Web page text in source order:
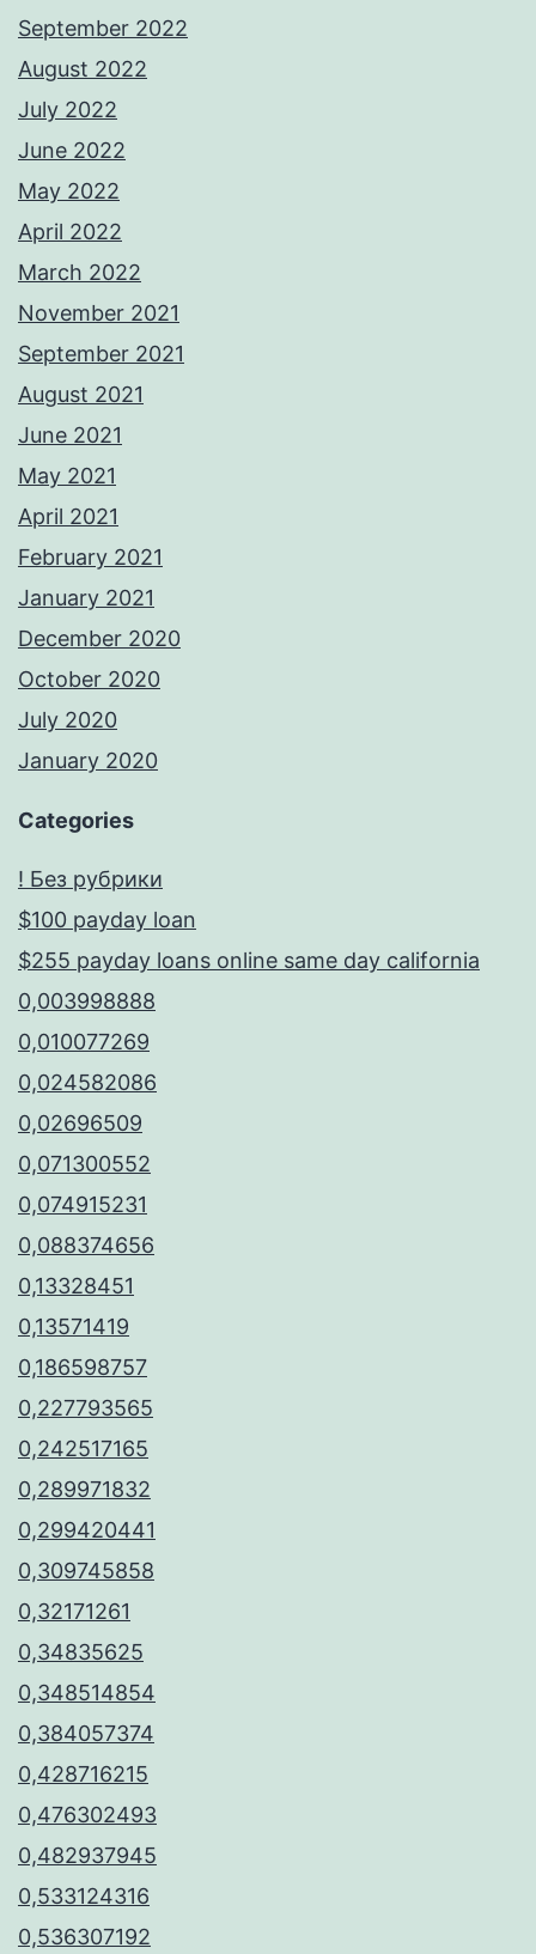
September 2022
August 2022
July 2022
June 2022
May 2022
April 2022
March 2022
November 2021
September 2021
August 2021
June 2021
May 2021
April 2021
February 2021
January 2021
December 2020
October 2020
July 2020
January 2020
Categories
! Без рубрики
$100 payday loan
$255 payday loans online same day california
0,003998888
0,010077269
0,024582086
0,02696509
0,071300552
0,074915231
0,088374656
0,13328451
0,13571419
0,186598757
0,227793565
0,242517165
0,289971832
0,299420441
0,309745858
0,32171261
0,34835625
0,348514854
0,384057374
0,428716215
0,476302493
0,482937945
0,533124316
0,536307192